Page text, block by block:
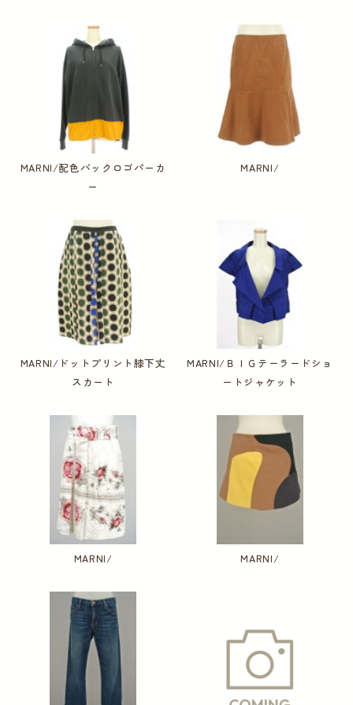
MARNI/配色バックロゴパーカ
ー
MARNI/
MARNI/ドットプリント膝下丈
スカート
MARNI/ＢＩＧテーラードショ
ートジャケット
MARNI/ MARNI/